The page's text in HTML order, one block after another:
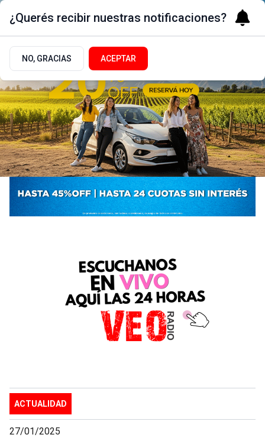
ACTUALIDAD
27/01/2025
¿Querés recibir nuestras notificaciones?
NO, GRACIAS ACEPTAR